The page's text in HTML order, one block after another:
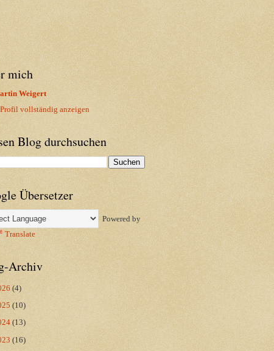
mich
Weigert
vollständig anzeigen
Blog durchsuchen
Übersetzer
Powered by
Translate
Archiv
(4)
(10)
(13)
(16)